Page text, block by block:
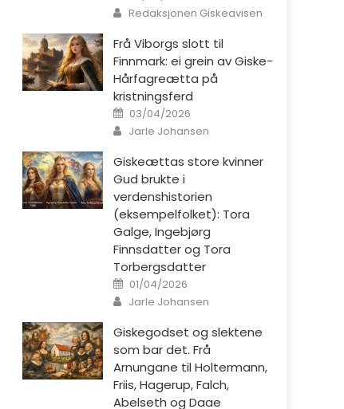
Author
Redaksjonen Giskeavisen
Frå Viborgs slott til
Finnmark: ei grein av Giske-
Hårfagreætta på
kristningsferd
Posted on
03/04/2026
Author
Jarle Johansen
Giskeættas store kvinner
Gud brukte i
verdenshistorien
(eksempelfolket): Tora
Galge, Ingebjørg
Finnsdatter og Tora
Torbergsdatter
Posted on
01/04/2026
Author
Jarle Johansen
Giskegodset og slektene
som bar det. Frå
Arnungane til Holtermann,
Friis, Hagerup, Falch,
Abelseth og Daae